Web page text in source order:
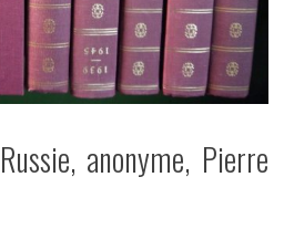
anonyme, Pierre